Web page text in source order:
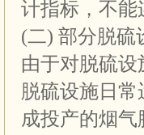
计指标，不能
(二) 部分脱硫
由于对脱硫
脱硫设施日
成投产的烟